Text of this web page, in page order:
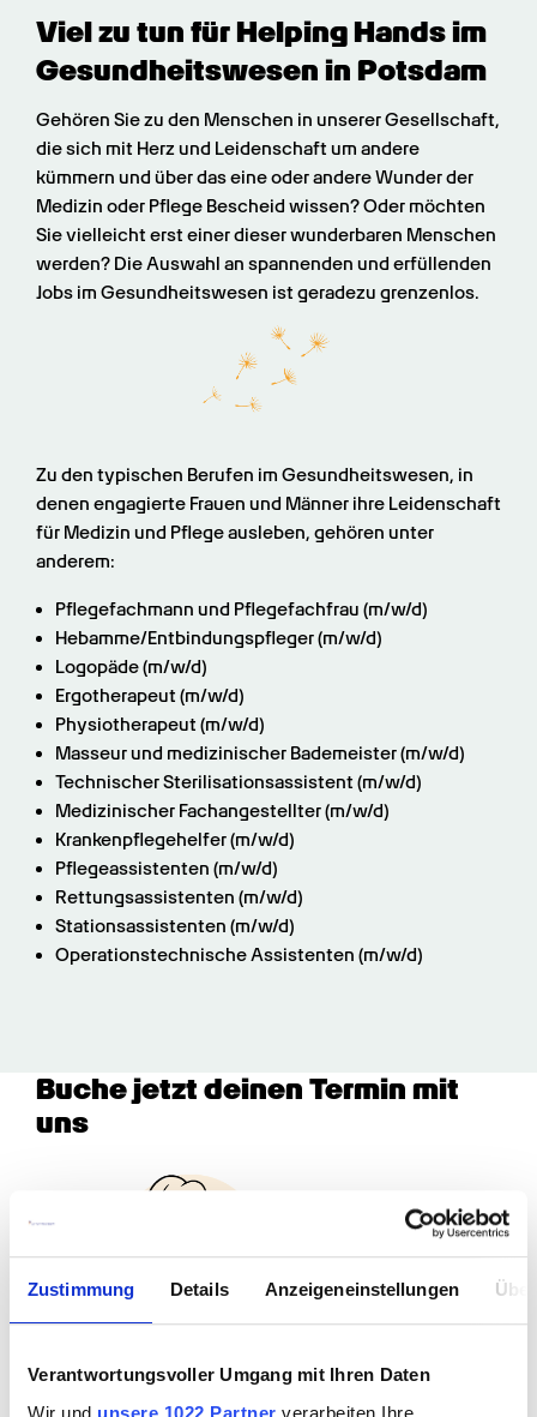
Zustimmung Details Anzeigeneinstellungen
Verantwortungsvoller Umgang mit Ihren Daten
Wir und unsere 1022 Partner verarbeiten Ihre
Viel zu tun für Helping Hands im
Gesundheits­wesen in Potsdam
Gehören Sie zu den Menschen in unserer Gesellschaft,
die sich mit Herz und Leidenschaft um andere
kümmern und über das eine oder andere Wunder der
Medizin oder Pflege Bescheid wissen? Oder möchten
Sie vielleicht erst einer dieser wunderbaren Menschen
werden? Die Auswahl an spannenden und erfüllenden
Jobs im Gesundheitswesen ist geradezu grenzenlos.
Zu den typischen Berufen im Gesundheitswesen, in
denen engagierte Frauen und Männer ihre Leidenschaft
für Medizin und Pflege ausleben, gehören unter
anderem:
Pflegefachmann und Pflegefachfrau (m/w/d)
Hebamme/Entbindungspfleger (m/w/d)
Logopäde (m/w/d)
Ergotherapeut (m/w/d)
Physiotherapeut (m/w/d)
Masseur und medizinischer Bademeister (m/w/d)
Technischer Sterilisationsassistent (m/w/d)
Medizinischer Fachangestellter (m/w/d)
Krankenpflegehelfer (m/w/d)
Pflegeassistenten (m/w/d)
Rettungsassistenten (m/w/d)
Stationsassistenten (m/w/d)
Operationstechnische Assistenten (m/w/d)
Buche jetzt deinen Termin mit
uns